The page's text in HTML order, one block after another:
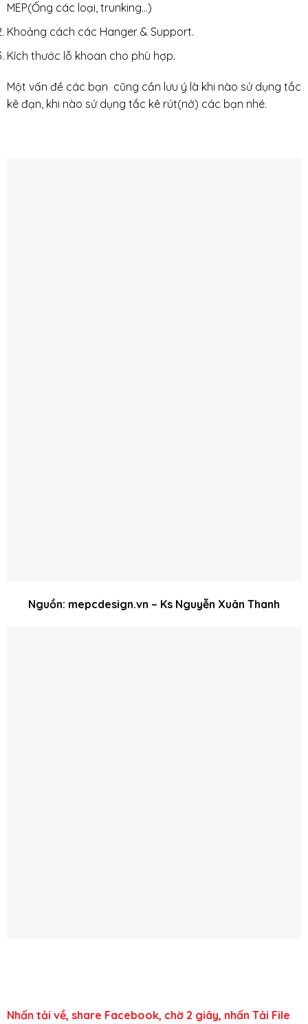
MEP(Ống các loại, trunking…)
Khoảng cách các Hanger & Support.
Kích thước lỗ khoan cho phù hợp.
Một vấn đề các bạn cũng cần lưu ý là khi nào sử dụng tắc
kê đạn, khi nào sử dụng tắc kê rút(nở) các bạn nhé.
Nguồn: mepcdesign.vn – Ks Nguyễn Xuân Thanh
Nhấn tải về, share Facebook, chờ 2 giây, nhấn Tải File